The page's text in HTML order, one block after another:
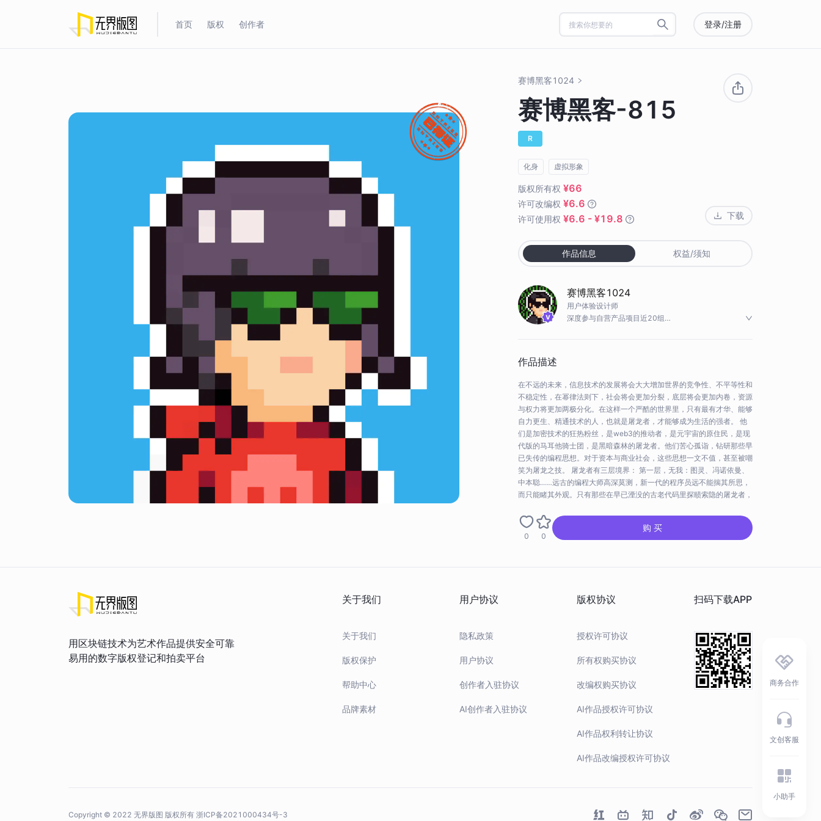
首页 版权 创作者 登录/注册
赛博黑客1024
赛博黑客-815
R
化身 虚拟形象
版权所有权 ¥66
许可改编权 ¥6.6
许可使用权 ¥6.6 - ¥19.8 下载
作品信息 权益/须知
赛博黑客1024
用户体验设计师
深度参与自营产品项目近20组
河集团
作品描述
在不远的未来，信息技术的发展将会大大增加世界的竞争性、不平等性和
不稳定性，在幂律法则下，社会将会更加分裂，底层将会更加内卷，资源
与权力将更加两极分化。在这样一个严酷的世界里，只有最有才华、能够
自力更生、精通技术的人，也就是屠龙者，才能够成为生活的强者。 他
们是加密技术的狂热粉丝，是web3的推动者，是元宇宙的原住民，是现
代版的马耳他骑士团，是黑暗森林的屠龙者。他们苦心孤诣，钻研那些早
已失传的编程思想。对于资本与商业社会，这些思想一文不值，甚至被嘲
笑为屠龙之技。 屠龙者有三层境界： 第一层，无我：图灵、冯诺依曼、
中本聪……远古的编程大师高深莫测，新一代的程序员远不能揣其所思，
而只能睹其外观。只有那些在早已湮没的古老代码里探赜索隐的屠龙者，
密技术，挑战旧秩序，并建立更公平、平等的社会，在那儿教育可以公平
地自由的分配给所有人，在那儿隐私是一种权利而不是一种特权，货币是
0x7309A53D7E...31325#47
查看存证
0 0
购 买
用区块链技术为艺术作品提供安全可靠
易用的数字版权登记和拍卖平台
关于我们
关于我们
版权保护
帮助中心
品牌素材
用户协议
隐私政策
用户协议
创作者入驻协议
AI创作者入驻协议
版权协议
授权许可协议
所有权购买协议
改编权购买协议
AI作品授权许可协议
AI作品权利转让协议
AI作品改编授权许可协议
扫码下载APP
Copyright © 2022 无界版图 版权所有 浙ICP备2021000434号-3
商务合作
文创客服
小助手